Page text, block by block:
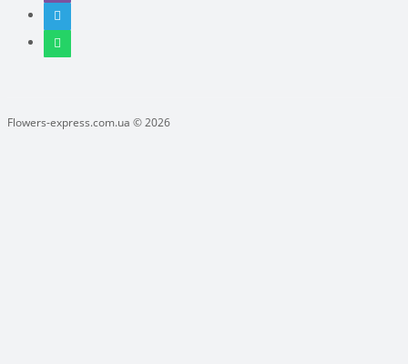
Flowers-express.com.ua © 2026